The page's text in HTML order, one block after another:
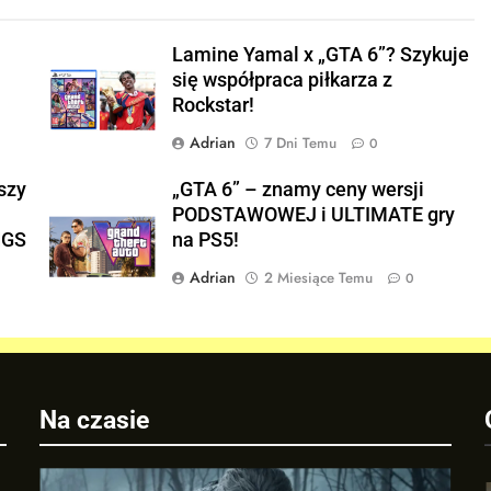
Lamine Yamal x „GTA 6”? Szykuje
się współpraca piłkarza z
Rockstar!
Adrian
7 Dni Temu 0
„GTA 6” – znamy ceny wersji
PODSTAWOWEJ i ULTIMATE gry
na PS5!
Adrian
2 Miesiące Temu 0
Na czasie